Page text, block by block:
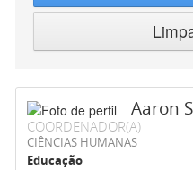
Aaron
COORDENADOR(A)
CIÊNCIAS HUMANAS
Educação